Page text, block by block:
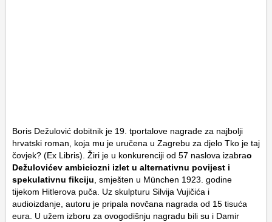
Boris Dežulović dobitnik je 19. tportalove nagrade za najbolji
hrvatski roman, koja mu je uručena u Zagrebu za djelo Tko je taj
čovjek? (Ex Libris). Žiri je u konkurenciji od 57 naslova izabrao
Dežulovićev ambiciozni izlet u alternativnu povijest i
spekulativnu fikciju , smješten u München 1923. godine
tijekom Hitlerova puča. Uz skulpturu Silvija Vujičića i
audioizdanje, autoru je pripala novčana nagrada od 15 tisuća
eura. U užem izboru za ovogodišnju nagradu bili su i Damir